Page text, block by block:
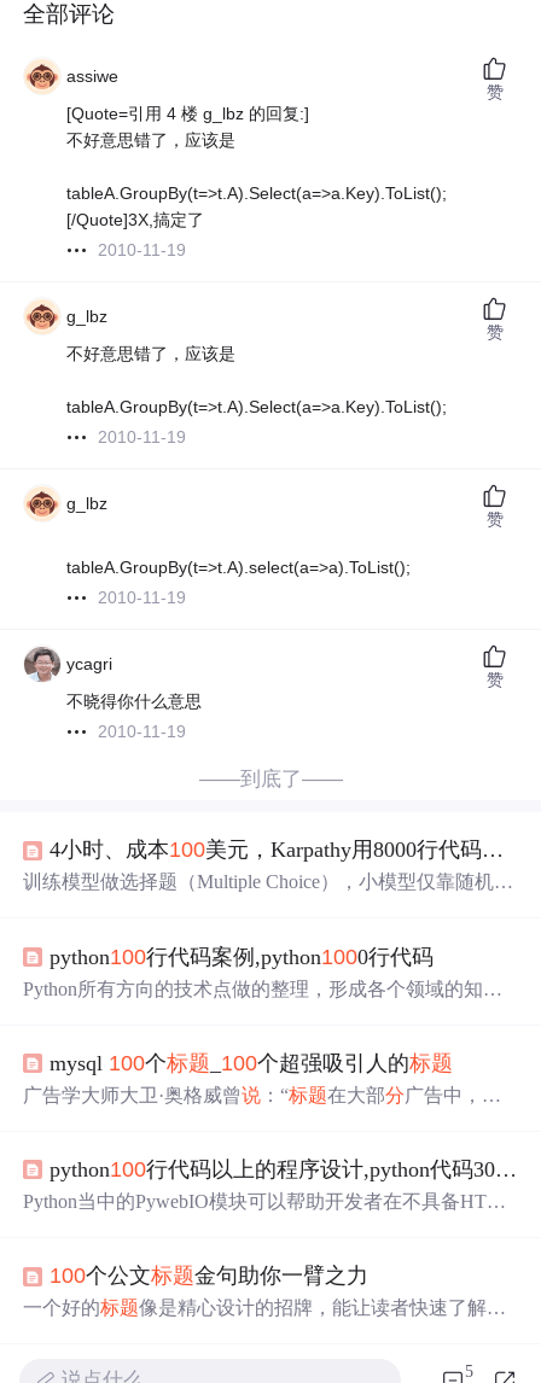
全部评论
assiwe
[Quote=引用 4 楼 g_lbz 的回复:]
不好意思错了，应该是
tableA.GroupBy(t=>t.A).Select(a=>a.Key).ToList();
[/Quote]3X,搞定了
2010-11-19
赞
g_lbz
不好意思错了，应该是
tableA.GroupBy(t=>t.A).Select(a=>a.Key).ToList();
2010-11-19
赞
g_lbz
tableA.GroupBy(t=>t.A).select(a=>a).ToList();
2010-11-19
赞
ycagri
不晓得你什么意思
2010-11-19
赞
——到底了——
4小时、成本100美元，Karpathy用8000行代码教你手搓ChatGPT，开源
训练模型做选择题（Multiple Choice），小模型仅靠随机网
MMLU auxiliary_train 中的 10 万道选择题。简单来
RE 是一个规范化的综合指标，用于衡量模型在多个自动补
流程都整合进了一个干净、轻量、可修改、几乎零依赖的
代码库里。
python100行代码案例,python1000行代码
Python所有方向的技术点做的整理，形成各个领域的知识
末领取哈）
mysql 100个标题 100个超强吸引人的标题
广告学大师大卫·奥格威曾说 ：“标题在大部分广告中，都
品的曝光量和点击量就会大大增加，标题不吸引人，作品
打开率就会惨淡不已。毕竟谁也不愿意辛辛苦苦写出的文
标题呢？今天给大家分享6种实用的写作技巧，让你...
python100行代码以上的程序设计,python代码300行程序
Python当中的PywebIO模块可以帮助开发者在不具备HTML
模块联用，制作成一个可视化大屏，我们先来安装好需要
用到的模块上面提到的cutecharts模块是Python当中的手绘
码如下chart = Bar("Bar-基本示例", width="
%")output。
100个公文标题金句助你一臂之力
一个好的标题像是精心设计的招牌，能让读者快速了解公
5